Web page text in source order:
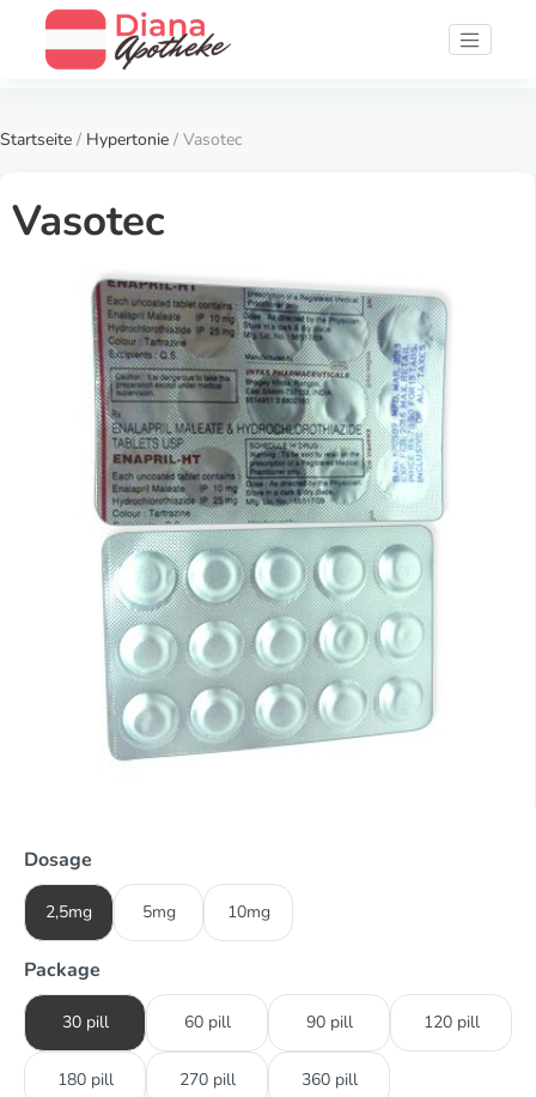
Startseite / Hypertonie / Vasotec
Vasotec
Dosage
2,5mg 5mg 10mg
Package
30 pill 60 pill 90 pill 120 pill
180 pill 270 pill 360 pill